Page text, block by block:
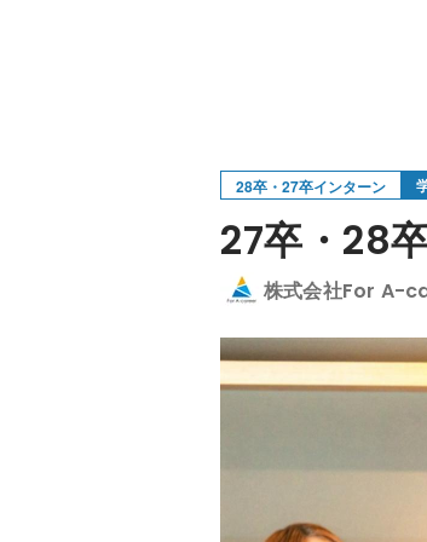
28卒・27卒インターン
27卒・28
株式会社For A-